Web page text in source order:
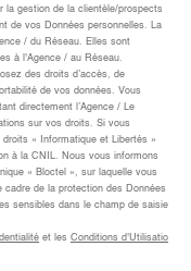
la gestion de la clientèle/prospects
de vos Données personnelles. La
/ du Réseau. Elles sont
à l'Agence / au Réseau.
des droits d’accès, de
de vos données. Vous
directement l’Agence / Le
sur vos droits. Si vous
« Informatique et Libertés »
à la CNIL. Nous vous informons
« Bloctel », sur laquelle vous
de la protection des Données
sensibles dans le champ de saisie
et les Conditions d'Utilisatio